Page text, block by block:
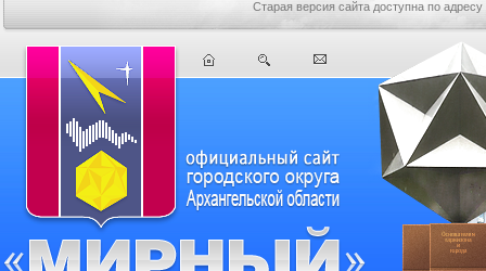
Старая версия сайта доступна по адресу